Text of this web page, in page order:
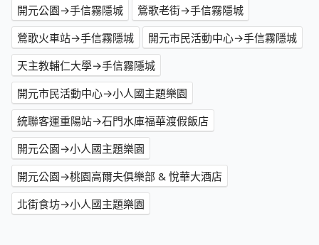
開元公園→手信霧隱城
鶯歌老街→手信霧隱城
鶯歌火車站→手信霧隱城
開元市民活動中心→手信霧隱城
天主教輔仁大學→手信霧隱城
開元市民活動中心→小人國主題樂園
統聯客運重陽站→石門水庫福華渡假飯店
開元公園→小人國主題樂園
開元公園→桃園高爾夫俱樂部 & 悅華大酒店
北街食坊→小人國主題樂園